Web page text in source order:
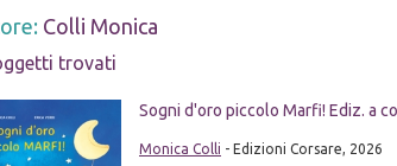
Colli Monica
trovati
Sogni d'oro piccolo Marfi! Ediz. a
Monica Colli - Edizioni Corsare, 2026